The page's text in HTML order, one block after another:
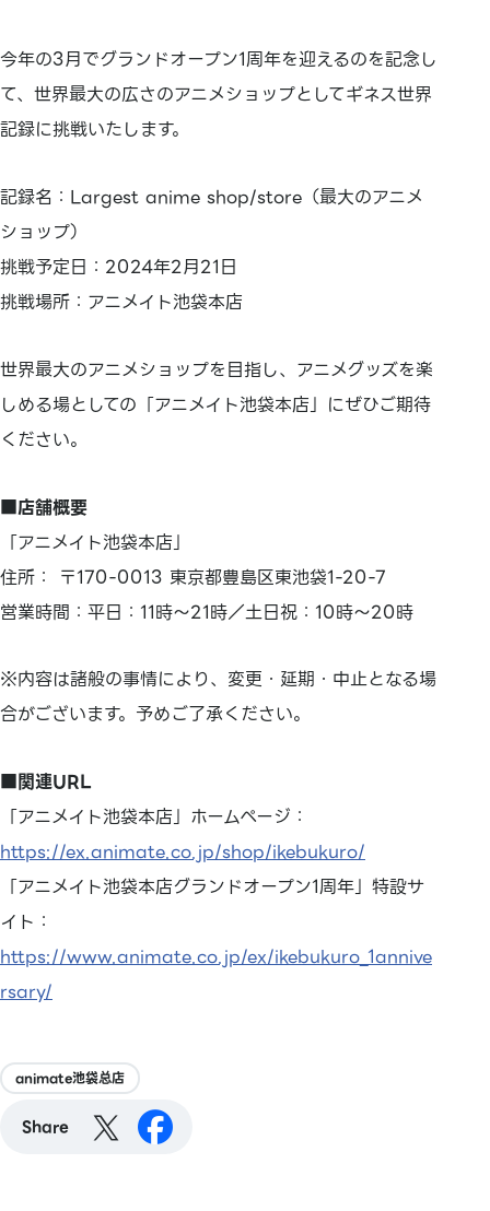
今年の3月でグランドオープン1周年を迎えるのを記念し
て、世界最大の広さのアニメショップとしてギネス世界
記録に挑戦いたします。
記録名：Largest anime shop/store（最大のアニメ
ショップ）
挑戦予定日：2024年2月21日
挑戦場所：アニメイト池袋本店
世界最大のアニメショップを目指し、アニメグッズを楽
しめる場としての「アニメイト池袋本店」にぜひご期待
ください。
■店舗概要
「アニメイト池袋本店」
住所： 〒170-0013 東京都豊島区東池袋1-20-7
営業時間：平日：11時～21時／土日祝：10時～20時
※内容は諸般の事情により、変更・延期・中止となる場
合がございます。予めご了承ください。
■関連URL
「アニメイト池袋本店」ホームページ：
https://ex.animate.co.jp/shop/ikebukuro/
「アニメイト池袋本店グランドオープン1周年」特設サ
イト：
https://www.animate.co.jp/ex/ikebukuro_1annive
rsary/
animate池袋总店
Share